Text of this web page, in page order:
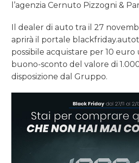
CASE HISTORY
OPINIONI
l’agenzia Cernuto Pizzogni &
Il dealer di auto tra il 27
aprirà il portale
possibile acquistare per 10 euro
buono-sconto del valore di
disposizione dal Gruppo.